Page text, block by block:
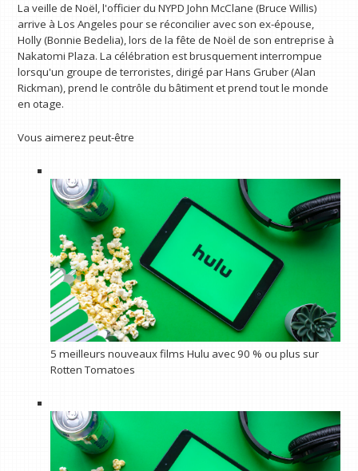
La veille de Noël, l'officier du NYPD John McClane (Bruce Willis)
arrive à Los Angeles pour se réconcilier avec son ex-épouse,
Holly (Bonnie Bedelia), lors de la fête de Noël de son entreprise à
Nakatomi Plaza. La célébration est brusquement interrompue
lorsqu'un groupe de terroristes, dirigé par Hans Gruber (Alan
Rickman), prend le contrôle du bâtiment et prend tout le monde
en otage.
Vous aimerez peut-être
5 meilleurs nouveaux films Hulu avec 90 % ou plus sur
Rotten Tomatoes